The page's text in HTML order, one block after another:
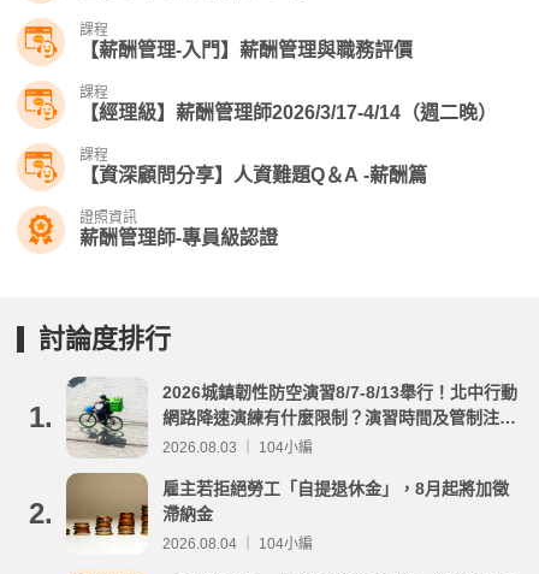
課程
【薪酬管理-入門】薪酬管理與職務評價
課程
【經理級】薪酬管理師2026/3/17-4/14（週二晚）
課程
【資深顧問分享】人資難題Q＆A -薪酬篇
證照資訊
薪酬管理師-專員級認證
討論度排行
1.
2026城鎮韌性防空演習8/7-8/13舉行！北中行動
網路降速演練有什麼限制？演習時間及管制注意
事項整理
2026.08.03 ｜ 104小編
2.
雇主若拒絕勞工「自提退休金」，8月起將加徵
滯納金
2026.08.04 ｜ 104小編